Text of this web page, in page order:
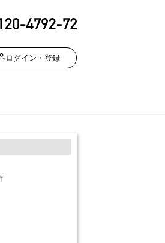
ログイン・登録